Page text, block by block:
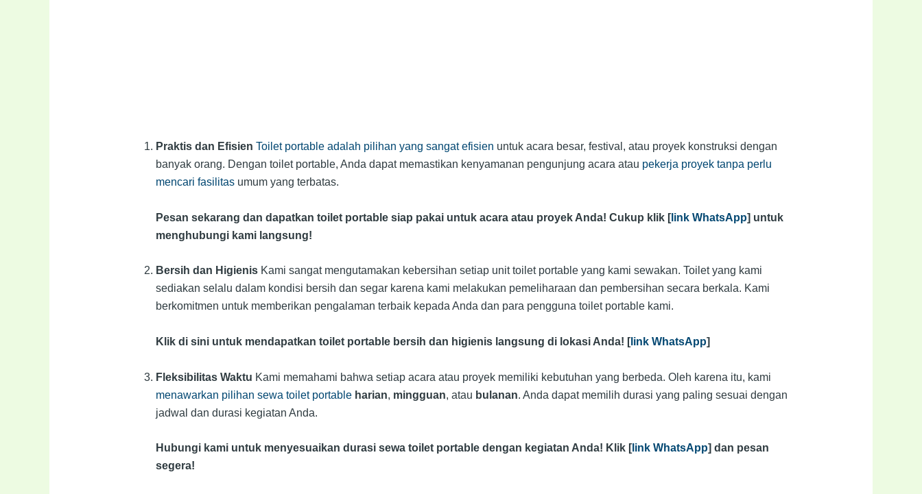
Praktis dan Efisien Toilet portable adalah pilihan yang sangat efisien untuk acara besar, festival, atau proyek konstruksi dengan
banyak orang. Dengan toilet portable, Anda dapat memastikan kenyamanan pengunjung acara atau pekerja proyek tanpa perlu
mencari fasilitasumum yang terbatas.
Pesan sekarang dan dapatkan toilet portable siap pakai untuk acara atau proyek Anda! Cukup klik [link WhatsApp] untuk
menghubungi kami langsung!
Bersih dan HigienisKami sangat mengutamakan kebersihan setiap unit toilet portable yang kami sewakan. Toilet yang kami
sediakan selalu dalam kondisi bersih dan segar karena kami melakukan pemeliharaan dan pembersihan secara berkala. Kami
berkomitmen untuk memberikan pengalaman terbaik kepada Anda dan para pengguna toilet portable kami.
Klik di sini untuk mendapatkan toilet portable bersih dan higienis langsung di lokasi Anda! [link WhatsApp]
Fleksibilitas Waktu Kami memahami bahwa setiap acara atau proyek memiliki kebutuhan yang berbeda. Oleh karena itu, kami
menawarkan pilihan sewa toilet portable harian, mingguan, atau bulanan. Anda dapat memilih durasi yang paling sesuai dengan
jadwal dan durasi kegiatan Anda.
Hubungi kami untuk menyesuaikan durasi sewa toilet portable dengan kegiatan Anda! Klik [link WhatsApp] dan pesan
segera!